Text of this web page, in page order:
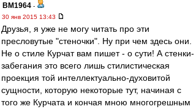
BM1964 -
30 янв 2015 13:43
Друзья, я уже не могу читать про эти
пресловутые "стеночки". Ну при чем здесь они.
Не о стиле Курчат вам пишет - о сути! А стенки-
забегания это всего лишь стилистическая
проекция той интеллектуально-духовитой
сущности, которую некоторые тут, начиная с
того же Курчата и кончая мною многогрешным